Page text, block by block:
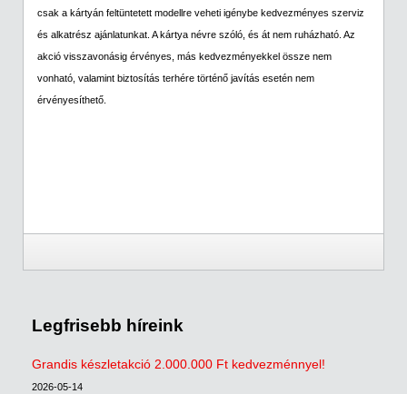
csak a kártyán feltüntetett modellre veheti igénybe kedvezményes szerviz
és alkatrész ajánlatunkat. A kártya névre szóló, és át nem ruházható. Az
akció visszavonásig érvényes, más kedvezményekkel össze nem
vonható, valamint biztosítás terhére történő javítás esetén nem
érvényesíthető.
Legfrisebb híreink
Grandis készletakció 2.000.000 Ft kedvezménnyel!
2026-05-14